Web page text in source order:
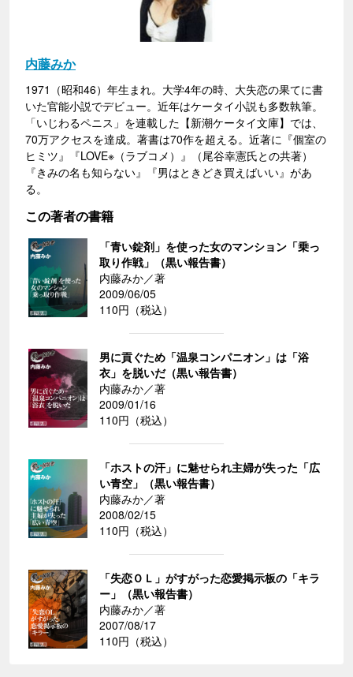
内藤みか
1971（昭和46）年生まれ。大学4年の時、大失恋の果てに書
いた官能小説でデビュー。近年はケータイ小説も多数執筆。
「いじわるペニス」を連載した【新潮ケータイ文庫】では、
70万アクセスを達成。著書は70作を超える。近著に『個室の
ヒミツ』『LOVE※（ラブコメ）』（尾谷幸憲氏との共著）
『きみの名も知らない』『男はときどき買えばいい』があ
る。
この著者の書籍
「青い錠剤」を使った女のマンション「乗っ
取り作戦」（黒い報告書）
内藤みか／著
2009/06/05
110円（税込）
男に貢ぐため「温泉コンパニオン」は「浴
衣」を脱いだ（黒い報告書）
内藤みか／著
2009/01/16
110円（税込）
「ホストの汗」に魅せられ主婦が失った「広
い青空」（黒い報告書）
内藤みか／著
2008/02/15
110円（税込）
「失恋ＯＬ」がすがった恋愛掲示板の「キラ
ー」（黒い報告書）
内藤みか／著
2007/08/17
110円（税込）